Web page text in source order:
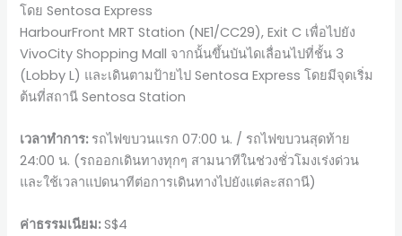
โดย Sentosa Express
HarbourFront MRT Station (NE1/CC29), Exit C เพื่อไปยัง
VivoCity Shopping Mall จากนั้นขึ้นบันไดเลื่อนไปที่ชั้น 3
(Lobby L) และเดินตามป้ายไป Sentosa Express โดยมีจุดเริ่ม
ต้นที่สถานี Sentosa Station
เวลาทำการ: รถไฟขบวนแรก 07:00 น. / รถไฟขบวนสุดท้าย
24:00 น. (รถออกเดินทางทุกๆ สามนาทีในช่วงชั่วโมงเร่งด่วน
และใช้เวลาแปดนาทีต่อการเดินทางไปยังแต่ละสถานี)
ค่าธรรมเนียม:S$4